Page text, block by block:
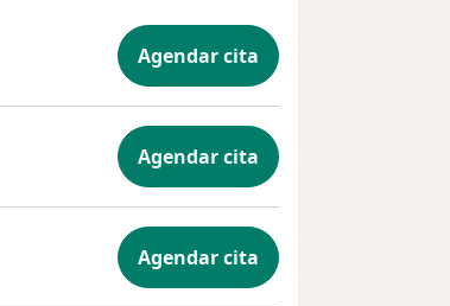
Agendar cita
Agendar cita
Agendar cita